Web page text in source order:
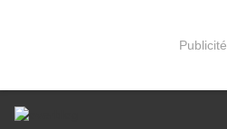
Publicité